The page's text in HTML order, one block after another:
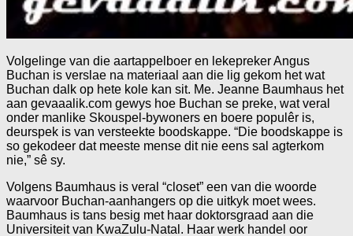
Volgelinge van die aartappelboer en lekepreker Angus
Buchan is verslae na materiaal aan die lig gekom het wat
Buchan dalk op hete kole kan sit. Me. Jeanne Baumhaus het
aan gevaaalik.com gewys hoe Buchan se preke, wat veral
onder manlike Skouspel-bywoners en boere populêr is,
deurspek is van versteekte boodskappe. “Die boodskappe is
so gekodeer dat meeste mense dit nie eens sal agterkom
nie,” sê sy.
Volgens Baumhaus is veral “closet” een van die woorde
waarvoor Buchan-aanhangers op die uitkyk moet wees.
Baumhaus is tans besig met haar doktorsgraad aan die
Universiteit van KwaZulu-Natal. Haar werk handel oor